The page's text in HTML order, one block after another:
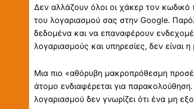
Δεν αλλάζουν όλοι οι χάκερ τον
του λογαριασμού σας στην Google.
δεδομένα και να επαναφέρουν
λογαριασμούς και υπηρεσίες, δεν είναι
Μια πιο «αθόρυβη μακροπρόθεσμη
άτομο ενδιαφέρεται για
λογαριασμού δεν γνωρίζει ότι ένα μη